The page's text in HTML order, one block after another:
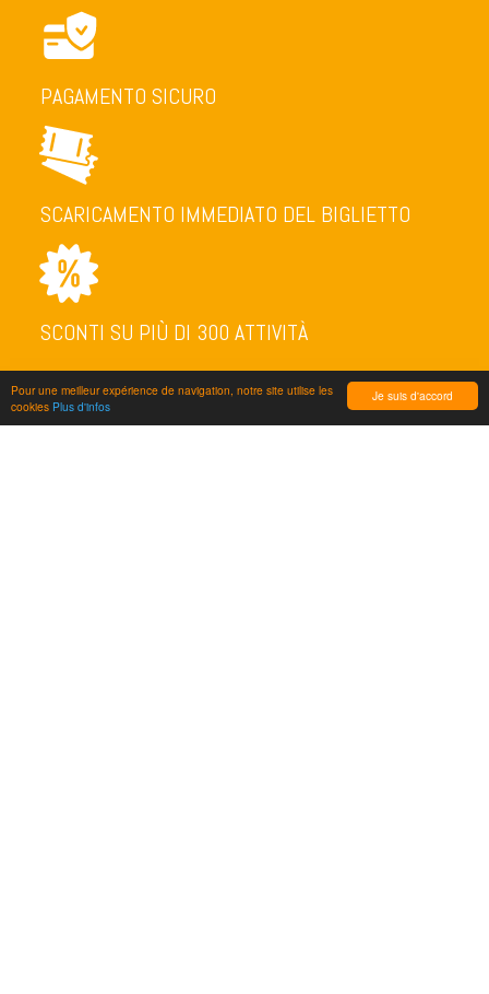
Je suis d'accord
Pour une meilleur expérience de navigation, notre site utilise les
cookies Plus d'infos
PAGAMENTO SICURO
SCARICAMENTO IMMEDIATO DEL BIGLIETTO
SCONTI SU PIÙ DI 300 ATTIVITÀ